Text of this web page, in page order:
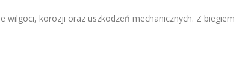
wilgoci, korozji oraz uszkodzeń mechanicznych. Z biegiem